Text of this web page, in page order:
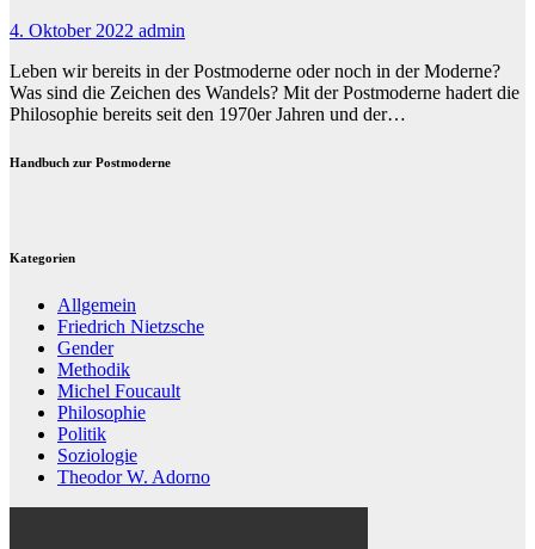
4. Oktober 2022 admin
Leben wir bereits in der Postmoderne oder noch in der Moderne?
Was sind die Zeichen des Wandels? Mit der Postmoderne hadert die
Philosophie bereits seit den 1970er Jahren und der…
Handbuch zur Postmoderne
Kategorien
Allgemein
Friedrich Nietzsche
Gender
Methodik
Michel Foucault
Philosophie
Politik
Soziologie
Theodor W. Adorno